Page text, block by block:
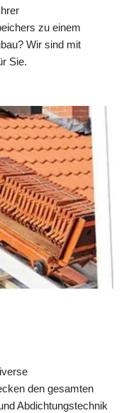
zu einem
Wir sind mit
Sie.
den gesamten
Abdichtungstechnik